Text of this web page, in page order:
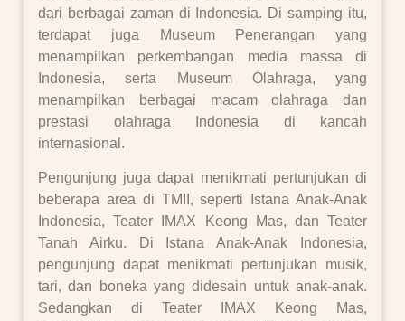
dari berbagai zaman di Indonesia. Di samping itu,
terdapat juga Museum Penerangan yang
menampilkan perkembangan media massa di
Indonesia, serta Museum Olahraga, yang
menampilkan berbagai macam olahraga dan
prestasi olahraga Indonesia di kancah
internasional.
Pengunjung juga dapat menikmati pertunjukan di
beberapa area di TMII, seperti Istana Anak-Anak
Indonesia, Teater IMAX Keong Mas, dan Teater
Tanah Airku. Di Istana Anak-Anak Indonesia,
pengunjung dapat menikmati pertunjukan musik,
tari, dan boneka yang didesain untuk anak-anak.
Sedangkan di Teater IMAX Keong Mas,